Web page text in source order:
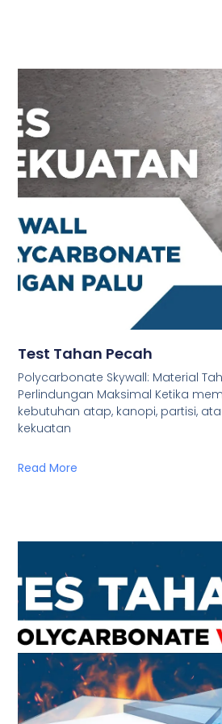
Test Tahan Pecah
Polycarbonate Skywall: Material
Perlindungan Maksimal Ketika
kebutuhan atap, kanopi, partisi,
kekuatan
Read More